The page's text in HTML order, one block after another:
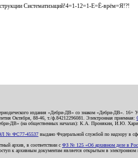
Систематизаций!4=1-12=1-Е=Ё-врём=Я!?!
издания «Дебри-ДВ» со знаком «Дебри-ДВ».
Октября, 88-46, т./ф.84212296081. Электронная приемная:
«Дебри-ДВ» (на общественных началах): К.А.
№ ФС77-45537 выдано Федеральной службой по надзору в
архив, в соответствии с ФЗ № 125 «Об архивном деле в
к архивным документам является открытым в